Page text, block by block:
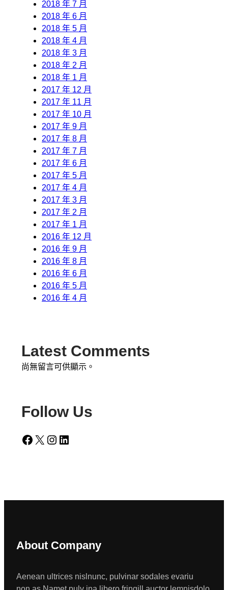
2018 年 7 月
2018 年 6 月
2018 年 5 月
2018 年 4 月
2018 年 3 月
2018 年 2 月
2018 年 1 月
2017 年 12 月
2017 年 11 月
2017 年 10 月
2017 年 9 月
2017 年 8 月
2017 年 7 月
2017 年 6 月
2017 年 5 月
2017 年 4 月
2017 年 3 月
2017 年 2 月
2017 年 1 月
2016 年 12 月
2016 年 9 月
2016 年 8 月
2016 年 6 月
2016 年 5 月
2016 年 4 月
Latest Comments
尚無留言可供顯示。
Follow Us
Facebook X Instagram LinkedIn
About Company
Aenean ultrices nislnunc, pulvinar sodales evariu